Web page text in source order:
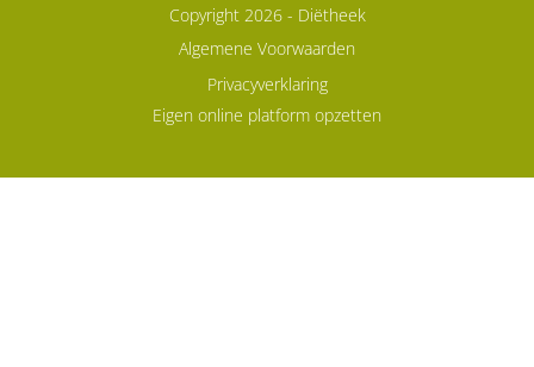
Copyright 2026 - Diëtheek
Algemene Voorwaarden
Privacyverklaring
Eigen online platform opzetten